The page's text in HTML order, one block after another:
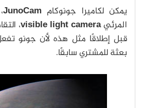
يمكن لكاميرا جونوكام JunoCam
المرئيvisible light camera
،
قبل إطلاقًا مثل هذه لأن جونو
بعثة للمشتري سابقًا.